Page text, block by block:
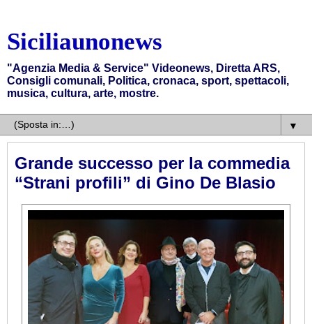
Siciliaunonews
"Agenzia Media & Service" Videonews, Diretta ARS,
Consigli comunali, Politica, cronaca, sport, spettacoli,
musica, cultura, arte, mostre.
▼
Grande successo per la commedia
“Strani profili” di Gino De Blasio